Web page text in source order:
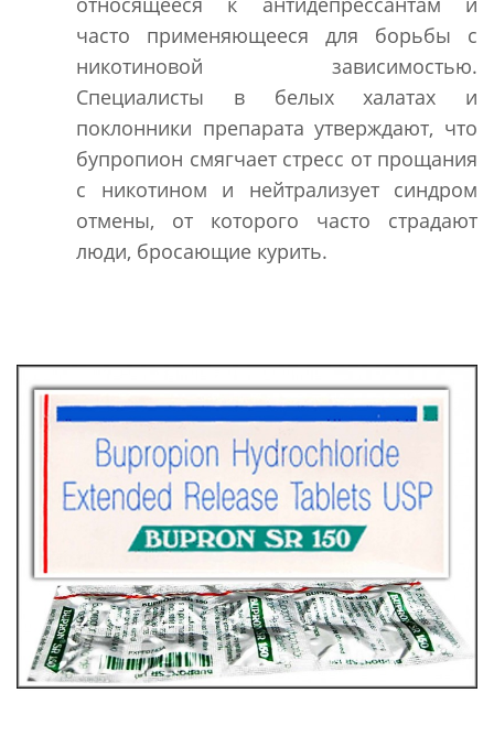
часто применяющееся для борьбы с
никотиновой зависимостью.
Специалисты в белых халатах и
поклонники препарата утверждают, что
бупропион смягчает стресс от прощания
с никотином и нейтрализует синдром
отмены, от которого часто страдают
люди, бросающие курить.